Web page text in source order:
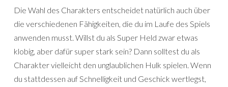
Die Wahl des Charakters entscheidet natürlich auch über
die verschiedenen Fähigkeiten, die du im Laufe des Spiels
anwenden musst. Willst du als Super Held zwar etwas
klobig, aber dafür super stark sein? Dann solltest du als
Charakter vielleicht den unglaublichen Hulk spielen. Wenn
du stattdessen auf Schnelligkeit und Geschick wertlegst,